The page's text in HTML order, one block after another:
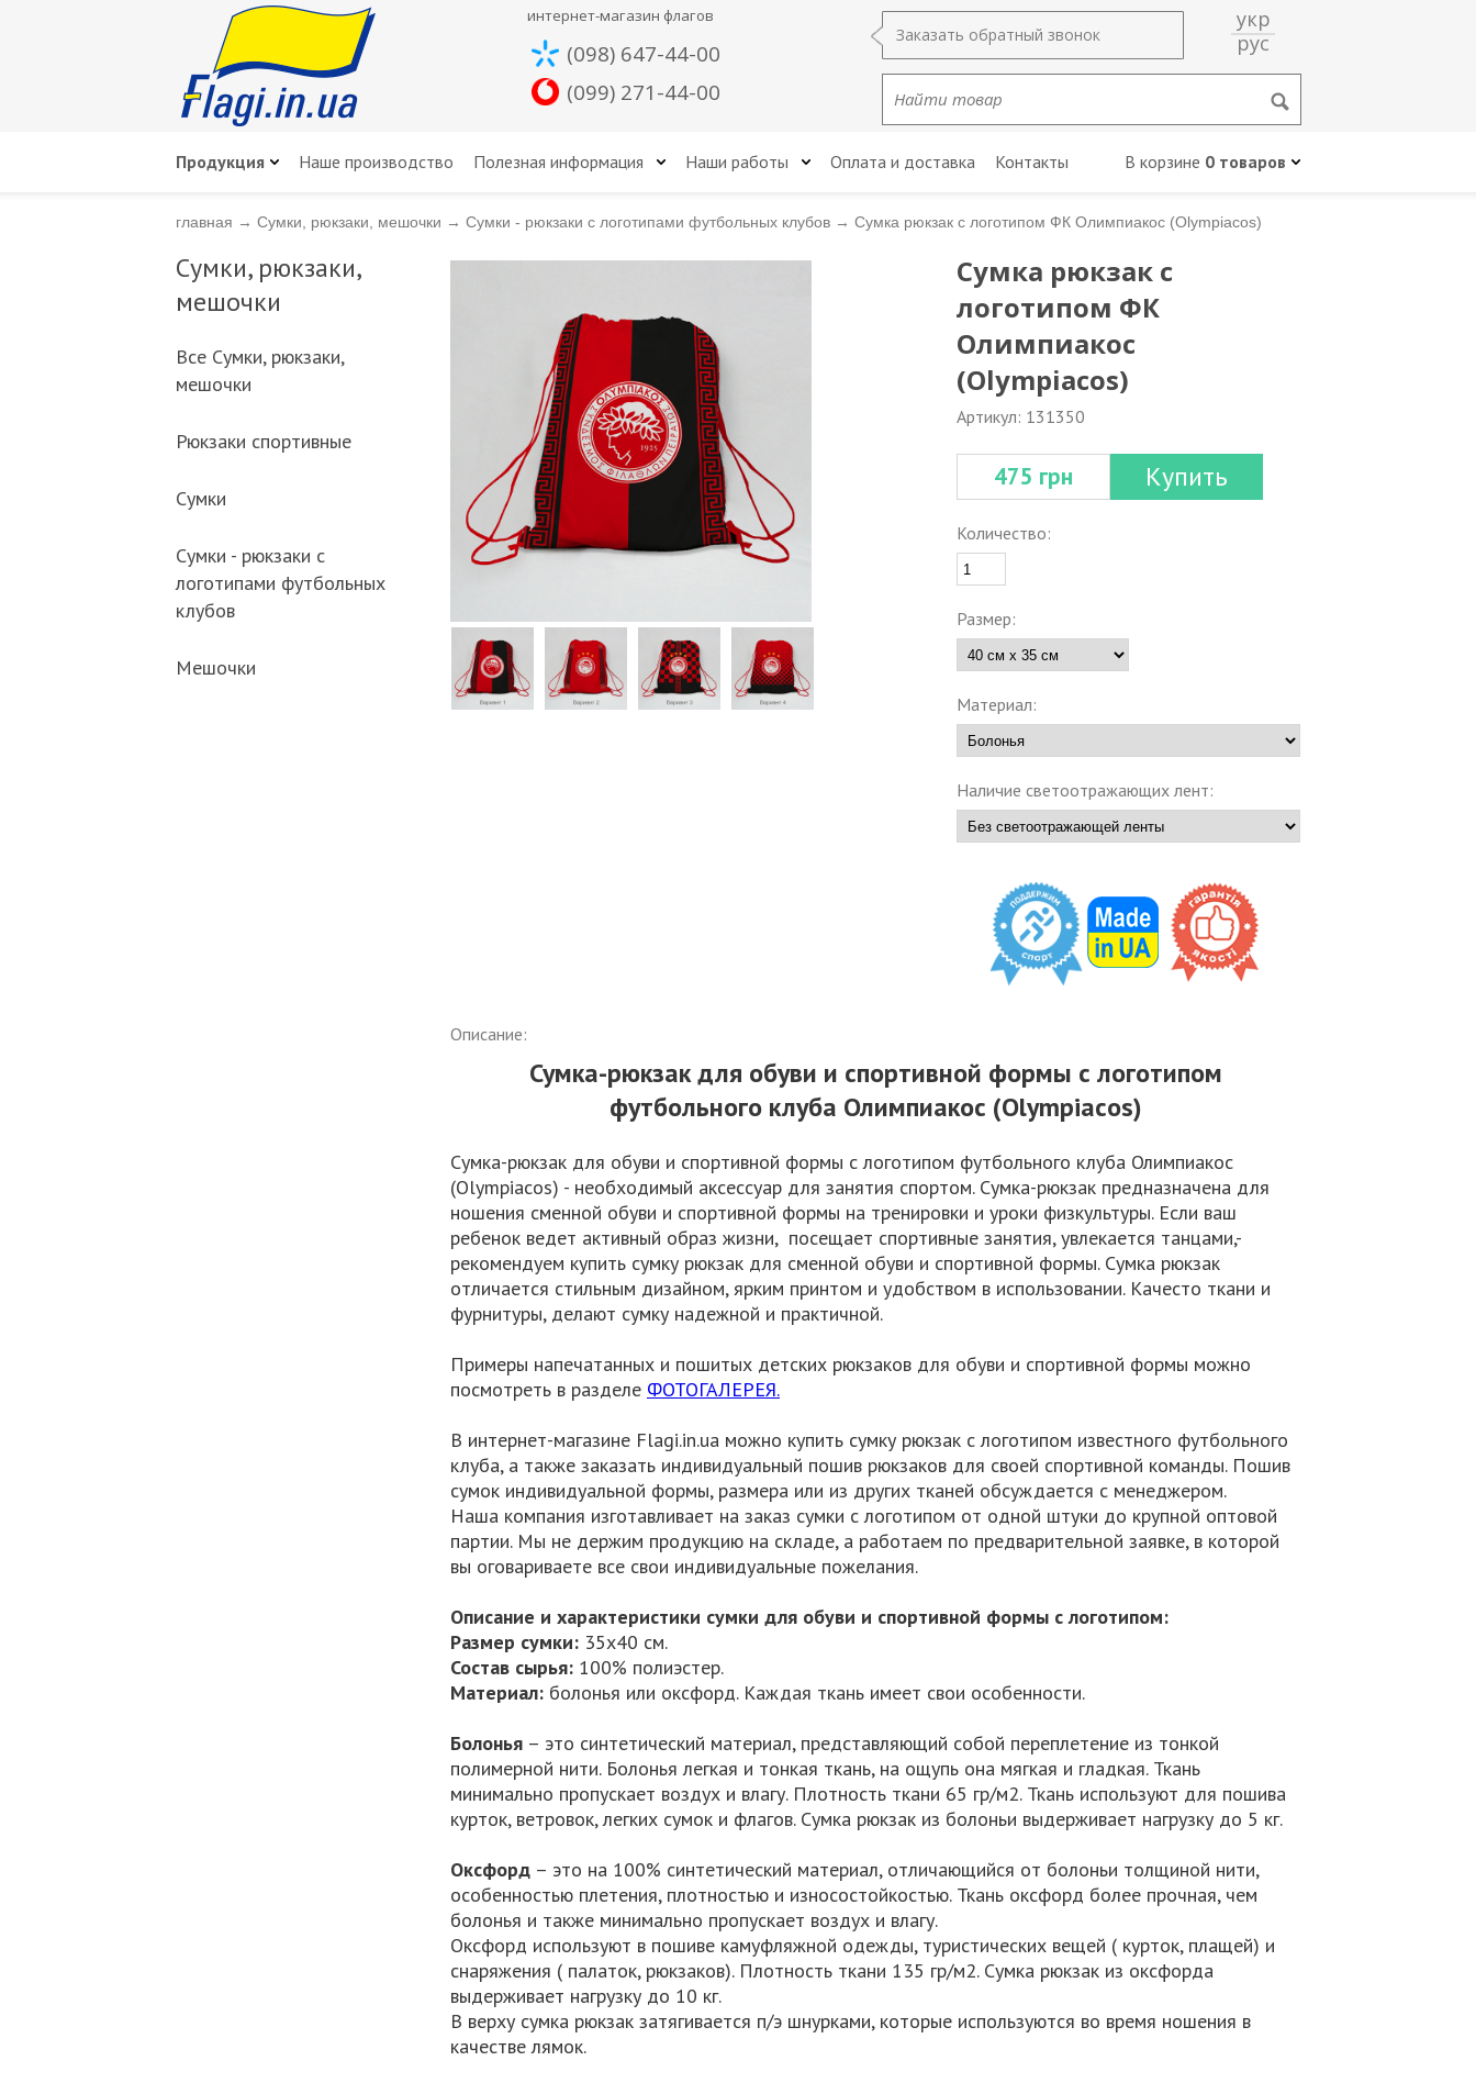
интернет-магазин флагов
(098) 647-44-00
(099) 271-44-00
Заказать обратный звонок
укр
рус
Продукция Наше производство Полезная информация Наши работы Оплата и доставка Контакты В корзине 0 товаров
главная → Сумки, рюкзаки, мешочки → Сумки - рюкзаки с логотипами футбольных клубов → Сумка рюкзак с логотипом ФК Олимпиакос (Olympiacos)
Сумки, рюкзаки,
мешочки
Всe Сумки, рюкзаки,
мешочки
Рюкзаки спортивные
Сумки
Сумки - рюкзаки с
логотипами футбольных
клубов
Мешочки
Сумка рюкзак с
логотипом ФК
Олимпиакос
(Olympiacos)
Артикул: 131350
475 грн Купить
Количество:
Размер:
Материал:
Наличие светоотражающих лент:
Описание:
Сумка-рюкзак для обуви и спортивной формы с логотипом
футбольного клуба Олимпиакос (Olympiacos)
Сумка-рюкзак для обуви и спортивной формы с логотипом футбольного клуба Олимпиакос
(Olympiacos) - необходимый аксессуар для занятия спортом. Сумка-рюкзак предназначена для
ношения сменной обуви и спортивной формы на тренировки и уроки физкультуры. Если ваш
ребенок ведет активный образ жизни, посещает спортивные занятия, увлекается танцами,-
рекомендуем купить сумку рюкзак для сменной обуви и спортивной формы. Сумка рюкзак
отличается стильным дизайном, ярким принтом и удобством в использовании. Качесто ткани и
фурнитуры, делают сумку надежной и практичной.
Примеры напечатанных и пошитых детских рюкзаков для обуви и спортивной формы можно
посмотреть в разделе ФОТОГАЛЕРЕЯ.
В интернет-магазине Flagi.in.ua можно купить сумку рюкзак с логотипом известного футбольного
клуба, а также заказать индивидуальный пошив рюкзаков для своей спортивной команды. Пошив
сумок индивидуальной формы, размера или из других тканей обсуждается с менеджером.
Наша компания изготавливает на заказ сумки с логотипом от одной штуки до крупной оптовой
партии. Мы не держим продукцию на складе, а работаем по предварительной заявке, в которой
вы оговариваете все свои индивидуальные пожелания.
Описание и характеристики сумки для обуви и спортивной формы с логотипом:
Размер сумки: 35х40 см.
Состав сырья: 100% полиэстер.
Материал: болонья или оксфорд. Каждая ткань имеет свои особенности.
Болонья – это синтетический материал, представляющий собой переплетение из тонкой
полимерной нити. Болонья легкая и тонкая ткань, на ощупь она мягкая и гладкая. Ткань
минимально пропускает воздух и влагу. Плотность ткани 65 гр/м2. Ткань используют для пошива
курток, ветровок, легких сумок и флагов. Сумка рюкзак из болоньи выдерживает нагрузку до 5 кг.
Оксфорд – это на 100% синтетический материал, отличающийся от болоньи толщиной нити,
особенностью плетения, плотностью и износостойкостью. Ткань оксфорд более прочная, чем
болонья и также минимально пропускает воздух и влагу.
Оксфорд используют в пошиве камуфляжной одежды, туристических вещей ( курток, плащей) и
снаряжения ( палаток, рюкзаков). Плотность ткани 135 гр/м2. Сумка рюкзак из оксфорда
выдерживает нагрузку до 10 кг.
В верху сумка рюкзак затягивается п/э шнурками, которые используются во время ношения в
качестве лямок.